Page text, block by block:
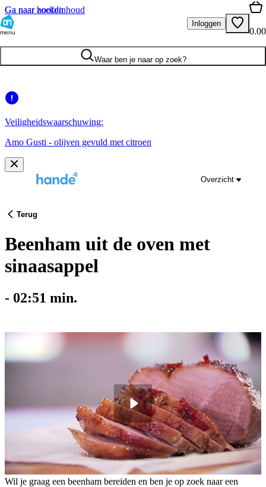
Ga naar hoofdinhoud
Ga naar zoeken
menu
Inloggen
0.00
Waar ben je naar op zoek?
Veiligheidswaarschuwing:
Amo Gusti - olijven gevuld met citroen
Overzicht
Terug
Beenham uit de oven met
sinaasappel
- 02:51 min.
Wil je graag een beenham bereiden en ben je op zoek naar een